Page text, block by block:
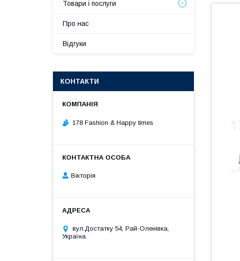
Товари і послуги
Про нас
Відгуки
КОНТАКТИ
178 Fashion & Happy times
Вікторія
вул.Достатку 54, Рай-Оленівка,
Україна